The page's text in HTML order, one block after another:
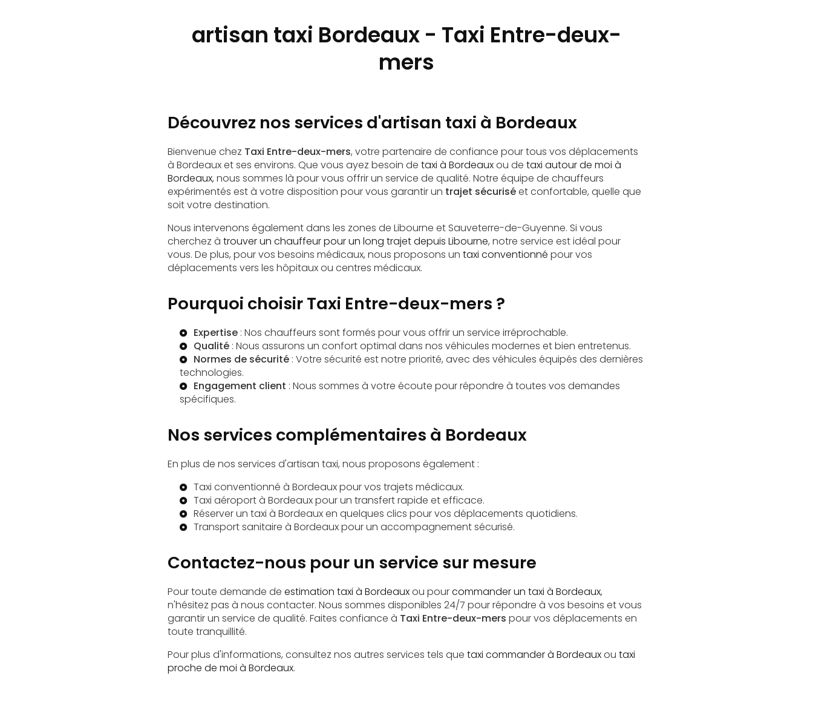
artisan taxi Bordeaux - Taxi Entre-deux-
mers
Découvrez nos services d'artisan taxi à Bordeaux
Bienvenue chez Taxi Entre-deux-mers, votre partenaire de confiance pour tous vos déplacements
à Bordeaux et ses environs. Que vous ayez besoin de taxi à Bordeauxou de taxi autour de moi à
Bordeaux, nous sommes là pour vous offrir un service de qualité. Notre équipe de chauffeurs
expérimentés est à votre disposition pour vous garantir un trajet sécuriséet confortable, quelle que
soit votre destination.
Nous intervenons également dans les zones de Libourne et Sauveterre-de-Guyenne. Si vous
cherchez à trouver un chauffeur pour un long trajet depuis Libourne, notre service est idéal pour
vous. De plus, pour vos besoins médicaux, nous proposons un taxi conventionné pour vos
déplacements vers les hôpitaux ou centres médicaux.
Pourquoi choisir Taxi Entre-deux-mers ?
Expertise : Nos chauffeurs sont formés pour vous offrir un service irréprochable.
Qualité : Nous assurons un confort optimal dans nos véhicules modernes et bien entretenus.
Normes de sécurité : Votre sécurité est notre priorité, avec des véhicules équipés des dernières
technologies.
Engagement client : Nous sommes à votre écoute pour répondre à toutes vos demandes
spécifiques.
Nos services complémentaires à Bordeaux
En plus de nos services d'artisan taxi, nous proposons également :
Taxi conventionné à Bordeauxpour vos trajets médicaux.
Taxi aéroport à Bordeauxpour un transfert rapide et efficace.
Réserver un taxi à Bordeauxen quelques clics pour vos déplacements quotidiens.
Transport sanitaire à Bordeauxpour un accompagnement sécurisé.
Contactez-nous pour un service sur mesure
Pour toute demande de estimation taxi à Bordeauxou pourcommander un taxi à Bordeaux,
n'hésitez pas à nous contacter. Nous sommes disponibles 24/7 pour répondre à vos besoins et vous
garantir un service de qualité. Faites confiance à Taxi Entre-deux-mers pour vos déplacements en
toute tranquillité.
Pour plus d'informations, consultez nos autres services tels que taxi commander à Bordeauxou taxi
proche de moi à Bordeaux.